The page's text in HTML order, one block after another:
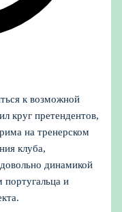
к возможной
круг претендентов,
на тренерском
клуба,
динамикой
португальца и